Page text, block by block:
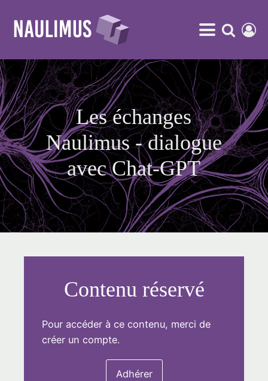
Les échanges
Naulimus - dialogue
avec Chat-GPT
Contenu réservé
Pour accéder à ce contenu, merci de
créer un compte.
Adhérer